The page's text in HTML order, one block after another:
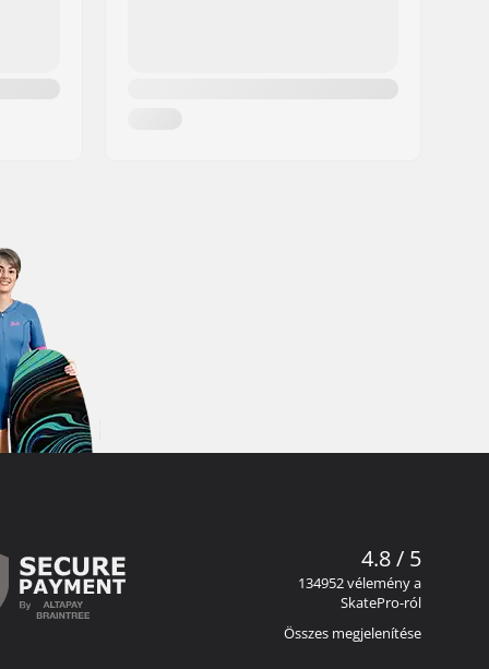
4.8 / 5
134952 vélemény a
SkatePro-ról
Összes megjelenítése